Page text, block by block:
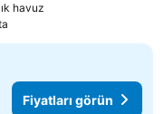
havuz
Fiyatları görün